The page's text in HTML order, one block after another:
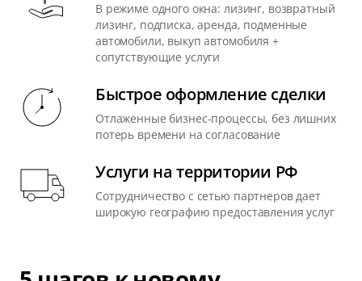
В режиме одного окна: лизинг, возвратный
лизинг, подписка, аренда, подменные
автомобили, выкуп автомобиля +
сопутствующие услуги
Быстрое оформление сделки
Отлаженные бизнес-процессы, без лишних
потерь времени на согласование
Услуги на территории РФ
Сотрудничество с сетью партнеров дает
широкую географию предоставления услуг